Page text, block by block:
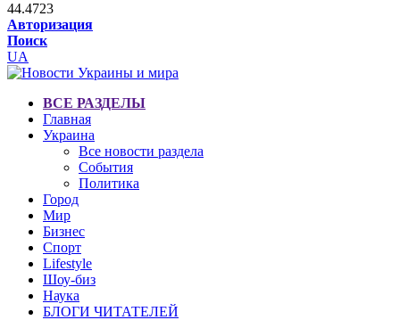
44.4723
Авторизация
Поиск
UA
ВСЕ РАЗДЕЛЫ
Главная
Украина
Все новости раздела
События
Политика
Город
Мир
Бизнес
Спорт
Lifestyle
Шоу-биз
Наука
БЛОГИ ЧИТАТЕЛЕЙ